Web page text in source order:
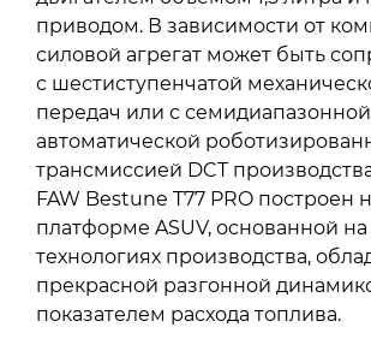
приводом. В зависимости от
силовой агрегат может быть
с шестиступенчатой
передач или с семидиапазонной
автоматической
трансмиссией DCT
FAW Bestune T77 PRO построен
платформе ASUV, основанной
технологиях производства,
прекрасной разгонной
показателем расхода топлива.